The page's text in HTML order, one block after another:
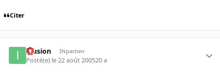
Citer
Illusion INpactien
Posté(e) le 22 août 200520 a